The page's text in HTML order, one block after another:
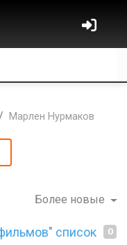
Марлен Нурмаков
Более новые
0
список